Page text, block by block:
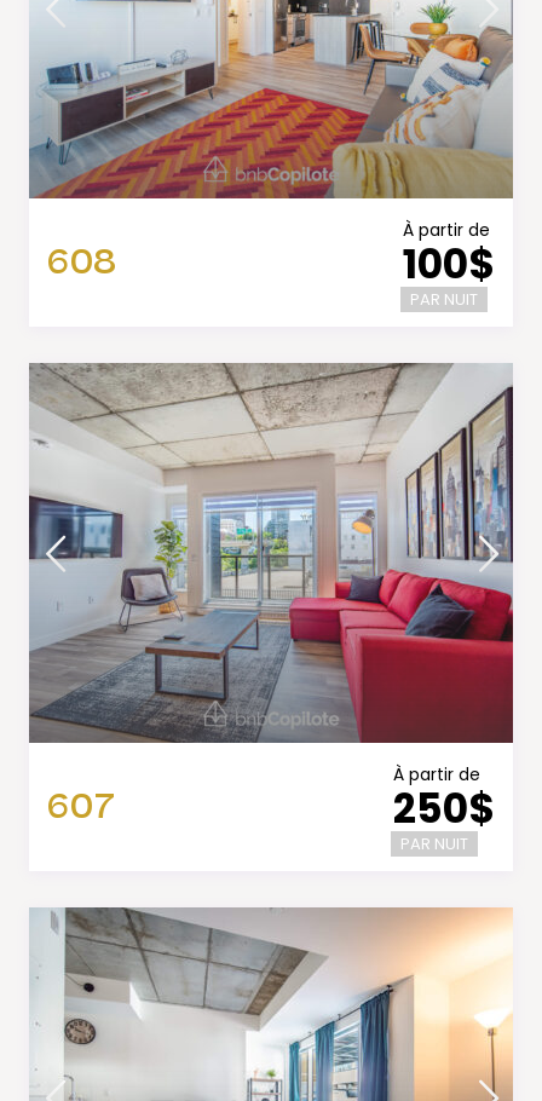
À partir de
100$
PAR NUIT
608
À partir de
250$
PAR NUIT
607